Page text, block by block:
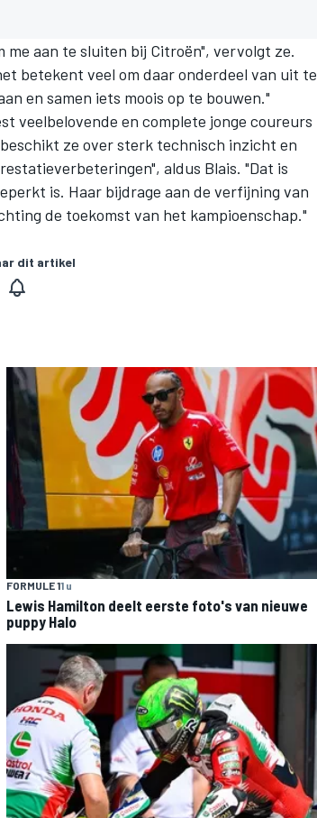
aan te sluiten bij Citroën", vervolgt ze.
betekent veel om daar onderdeel van uit te
en samen iets moois op te bouwen."
veelbelovende en complete jonge coureurs
ze over sterk technisch inzicht en
aldus Blais. "Dat is
is. Haar bijdrage aan de verfijning van
de toekomst van het kampioenschap."
dit artikel
FORMULE 11 u
Lewis Hamilton deelt eerste foto's van nieuwe
puppy Halo